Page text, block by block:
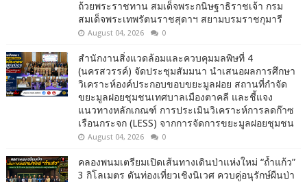
ถ้วยพระราชทาน สมเด็จพระกนิษฐาธิราชเจ้า กรม
สมเด็จพระเทพรัตนราชสุดาฯ สยามบรมราชกุมารี
August 04, 2026 0
สำนักงานสิ่งแวดล้อมและควบคุมมลพิษที่ 4
(นครสวรรค์) จัดประชุมสัมมนา นำเสนอผลการศึกษา
วิเคราะห์องค์ประกอบขอบขยะมูลฝอย สถานที่กำจัด
ขยะมูลฝอยชุมชนเทศบาลเมืองตาคลี และชี้แจง
แนวทางหลักเกณฑ์ การประเมินวิเคราะห์การลดก๊าซ
เรือนกระจก (LESS) จากการจัดการขยะมูลฝอยชุมชน
August 04, 2026 0
คลองพนมเตรียมเปิดเส้นทางเดินป่าแห่งใหม่ “ถ้ำแก้ว”
3 กิโลเมตร ดันท่องเที่ยวเชิงนิเวศ ควบคู่อนุรักษ์ผืนป่า